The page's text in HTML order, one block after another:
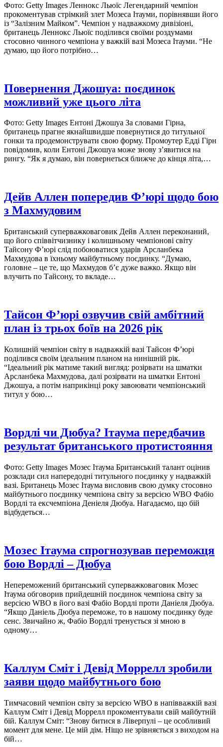
Фото: Getty Images Леннокс Льюїс Легендарний чемпіон
прокоментував стрімкий злет Мозеса Ітауми, порівнявши його
із “Залізним Майком”. Чемпіон у надважкому дивізіоні,
британець Леннокс Льюїс поділився своїми роздумами
стосовно чинного чемпіона у важкій вазі Мозеса Ітауми. “Не
думаю, що його потрібно…
Повернення Джошуа: поєдинок
можливий уже цього літа
Фото: Getty Images Ентоні Джошуа За словами Гірна,
британець прагне якнайшвидше повернутися до титульної
гонки та продемонструвати свою форму. Промоутер Едді Гірн
повідомив, коли Ентоні Джошуа може знову з’явитися на
рингу. “Як я думаю, він повернеться ближче до кінця літа,…
Дейв Аллен попередив Ф’юрі щодо бою
з Махмудовим
Британський суперважковаговик Дейв Аллен переконаний,
що його співвітчизнику і колишньому чемпіонові світу
Тайсону Ф’юрі слід побоюватися ударів Арсланбека
Махмудова в їхньому майбутньому поєдинку. “Думаю,
головне – це те, що Махмудов б’є дуже важко. Якщо він
влучить по Тайсону, то вкладе…
Тайсон Ф’юрі озвучив свій амбітний
план із трьох боїв на 2026 рік
Колишній чемпіон світу в надважкій вазі Тайсон Ф’юрі
поділився своїм ідеальним планом на нинішній рік.
“Ідеальний рік матиме такий вигляд: розірвати на шматки
Арсланбека Махмудова, далі розірвати на шматки Ентоні
Джошуа, а потім наприкінці року завоювати чемпіонський
титул у бою…
Вордлі чи Дюбуа? Ітаума передбачив
результат британського протистояння
Фото: Getty Images Мозес Ітаума Британський талант оцінив
розклади сил напередодні титульного поєдинку у надважкій
вазі. Британець Мозес Ітаума висловив свою думку стосовно
майбутнього поєдинку чемпіона світу за версією WBO Фабіо
Вордлі та ексчемпіона Деніеля Дюбуа. Нагадаємо, що бій
відбудеться…
Мозес Ітаума спрогнозував переможця
бою Вордлі – Дюбуа
Непереможений британський суперважковаговик Мозес
Ітаума обговорив прийдешній поєдинок чемпіона світу за
версією WBO в його вазі Фабіо Вордлі проти Даніеля Дюбуа.
“Якщо Даніель Дюбуа переможе, то в нашому поєдинку буде
сенс. Звичайно ж, Фабіо Вордлі тренується зі мною в
одному…
Каллум Сміт і Девід Моррелл зробили
заяви щодо майбутнього бою
Тимчасовий чемпіон світу за версією WBO в напівважкій вазі
Каллум Сміт і Девід Моррелл прокоментували свій майбутній
бій. Каллум Сміт: “Знову битися в Ліверпулі – це особливий
момент для мене. Це мій дім. Ніщо не зрівняється з виходом на
бій…